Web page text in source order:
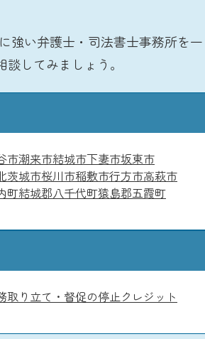
強い弁護士・司法書士事務所を一
してみましょう。
市潮来市結城市下妻市坂東市
茨城市桜川市稲敷市行方市高萩市
町結城郡八千代町猿島郡五霞町
取り立て・督促の停止クレジット